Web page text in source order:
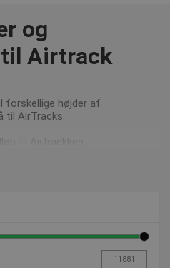
og
Airtrack
forskellige højder af
til AirTracks.